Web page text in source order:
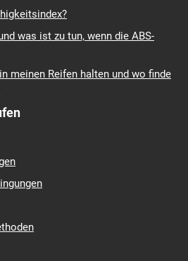
was ist zu tun, wenn die ABS-
meinen Reifen halten und wo finde